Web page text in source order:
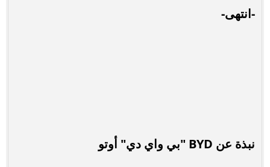
-انتهى-
نبذة عن BYD "بي واي دي" أوتو